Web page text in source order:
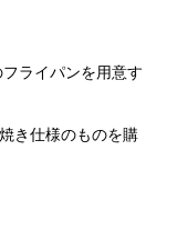
ライパンを用意す
き仕様のものを購